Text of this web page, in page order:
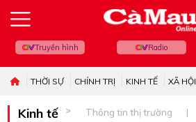
Truyền hình Radio
THỜI SỰ CHÍNH TRỊ KINH TẾ XÃ HỘI
Kinh tế Thông tin thị trường